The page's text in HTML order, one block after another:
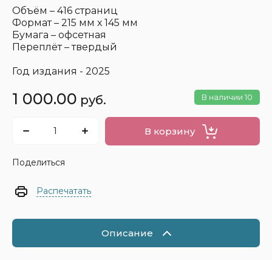
Объём – 416 страниц
Формат – 215 мм х 145 мм
Бумага – офсетная
Переплёт – твердый
Год издания - 2025
В наличии 10
1 000.00 руб.
В корзину
Поделиться
Распечатать
Описание